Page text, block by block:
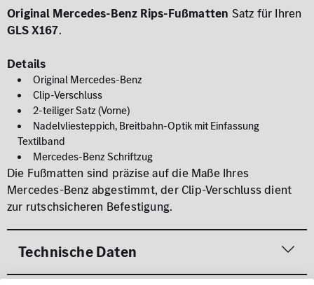
Original Mercedes-Benz Rips-Fußmatten Satz für Ihren
GLS X167.
Details
Original Mercedes-Benz
Clip-Verschluss
2-teiliger Satz (Vorne)
Nadelvliesteppich, Breitbahn-Optik mit Einfassung
Textilband
Mercedes-Benz Schriftzug
Die Fußmatten sind präzise auf die Maße Ihres
Mercedes-Benz abgestimmt, der Clip-Verschluss dient
zur rutschsicheren Befestigung.
Technische Daten